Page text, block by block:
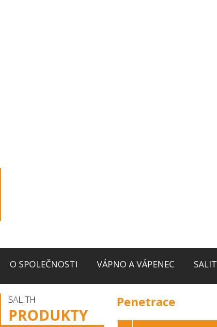
O SPOLEČNOSTI VÁPNO A VÁPENEC
SALITH
PRODUKTY
Penetrace